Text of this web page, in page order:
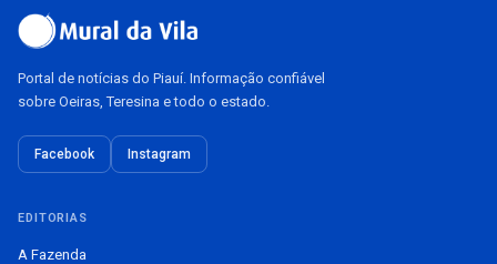
Portal de notícias do Piauí. Informação confiável
sobre Oeiras, Teresina e todo o estado.
Facebook Instagram
EDITORIAS
A Fazenda